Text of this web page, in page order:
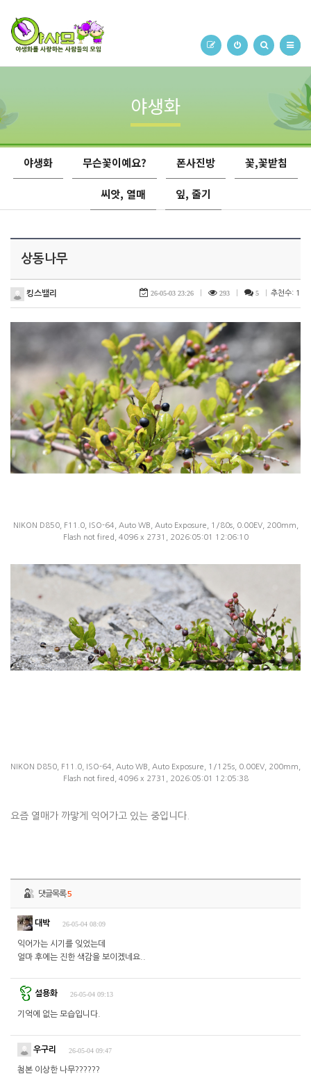
야생화
야생화 무슨꽃이예요? 폰사진방 꽃,꽃받침
씨앗, 열매 잎, 줄기
상동나무
킹스밸리 26-05-03 23:26 293 5 추천수: 1
NIKON D850, F11.0, ISO-64, Auto WB, Auto Exposure, 1/80s, 0.00EV, 200mm,
Flash not fired, 4096 x 2731, 2026:05:01 12:06:10
NIKON D850, F11.0, ISO-64, Auto WB, Auto Exposure, 1/125s, 0.00EV, 200mm,
Flash not fired, 4096 x 2731, 2026:05:01 12:05:38
요즘 열매가 까맣게 익어가고 있는 중입니다.
댓글목록5
대박 26-05-04 08:09
익어가는 시기를 잊었는데
얼마 후에는 진한 색감을 보이겠네요..
설용화 26-05-04 09:13
기억에 없는 모습입니다.
우구리 26-05-04 09:47
첨본 이상한 나무??????